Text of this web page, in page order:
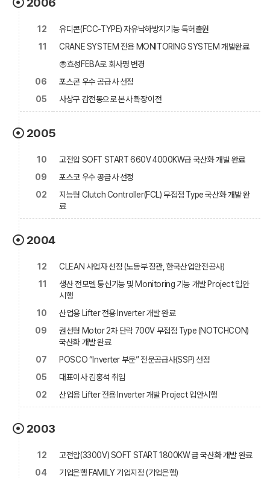
12
유디콘(FCC-TYPE) 자유낙하방지기능 특허출원
11
CRANE SYSTEM 전용 MONITORING SYSTEM 개발완료
㈜효성FEBA로 회사명 변경
06
포스콘 우수 공급사 선정
05
사상구 감전동으로 본사 확장이전
2005
10
고전압 SOFT START 660V 4000KW급 국산화 개발 완료
09
포스코 우수 공급사 선정
02
지능형 Clutch Controller(FCL) 무접점 Type 국산화 개발 완
료
2004
12
CLEAN 사업자 선정 (노동부 장관, 한국산업안전공사)
11
생산 전모델 통신기능 및 Monitoring 기능 개발 Project 입안
시행
10
산업용 Lifter 전용 Inverter 개발 완료
09
권선형 Motor 2차 단락 700V 무접점 Type (NOTCHCON)
국산화 개발 완료
07
POSCO “Inverter 부문” 전문공급사(SSP) 선정
05
대표이사 김홍석 취임
02
산업용 Lifter 전용 Inverter 개발 Project 입안시행
2003
12
고전압(3300V) SOFT START 1800KW 급 국산화 개발 완료
04
기업은행 FAMILY 기업지정 (기업은행)